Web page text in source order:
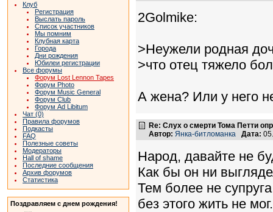
Клуб
Регистрация
Выслать пароль
Список участников
Мы помним
Клубная карта
Города
Дни рождения
Юбилеи регистрации
Все форумы
Форум Lost Lennon Tapes
Форум Photo
Форум Music General
Форум Club
Форум Ad Libitum
Чат (0)
Правила форумов
Подкасты
FAQ
Полезные советы
Модераторы
Hall of shame
Последние сообщения
Архив форумов
Статистика
Поздравляем с днем рождения!
2Golmike:
>Неужели родная
>что отец тяжело
А жена? Или у него
Re: Слух о смерти Тома Петти
Автор: Янка-битломанка Дата:
Народ, давайте не
Как бы он ни
Тем более не
без этого жить не